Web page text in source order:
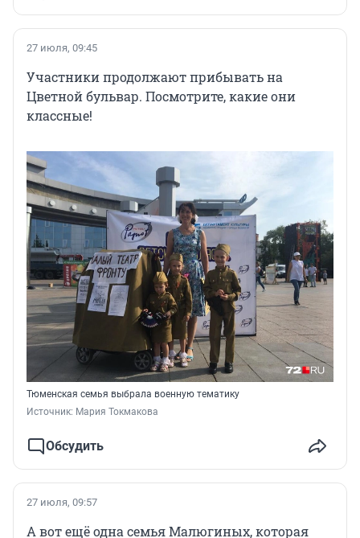
27 июля, 09:45
Участники продолжают прибывать на
Цветной бульвар. Посмотрите, какие они
классные!
Тюменская семья выбрала военную тематику
Источник: Мария Токмакова
Обсудить
27 июля, 09:57
А вот ещё одна семья Малюгиных, которая